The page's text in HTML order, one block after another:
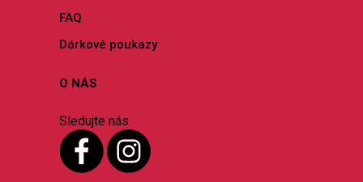
FAQ
Dárkové poukazy
O NÁS
Sledujte nás